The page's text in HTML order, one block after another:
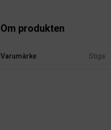
Om produkten
Varumärke Stiga